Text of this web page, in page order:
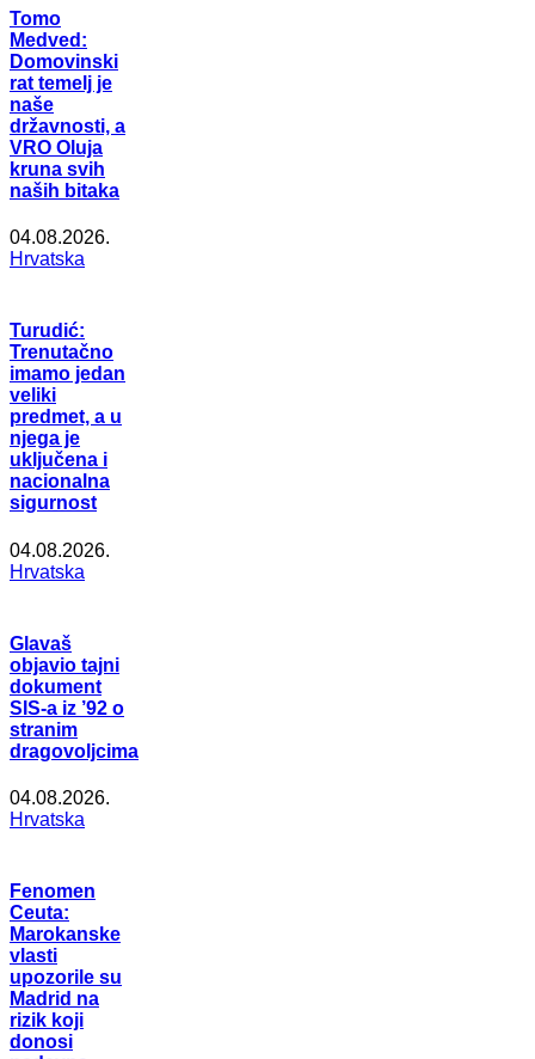
Tomo
Medved:
Domovinski
rat temelj je
naše
državnosti, a
VRO Oluja
kruna svih
naših bitaka
04.08.2026.
Hrvatska
Turudić:
Trenutačno
imamo jedan
veliki
predmet, a u
njega je
uključena i
nacionalna
sigurnost
04.08.2026.
Hrvatska
Glavaš
objavio tajni
dokument
SIS-a iz ’92 o
stranim
dragovoljcima
04.08.2026.
Hrvatska
Fenomen
Ceuta:
Marokanske
vlasti
upozorile su
Madrid na
rizik koji
donosi